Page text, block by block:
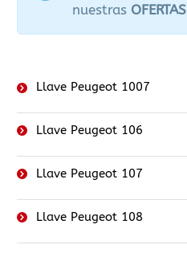
nuestras OFERTAS
Llave Peugeot 1007
Llave Peugeot 106
Llave Peugeot 107
Llave Peugeot 108